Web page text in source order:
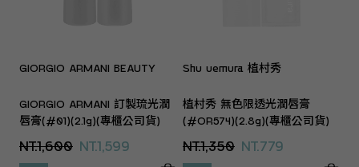
GIORGIO ARMANI BEAUTY
GIORGIO ARMANI 訂製琉光潤
唇膏(#01)(2.1g)(專櫃公司貨)
NT.1,600 NT.1,599
Shu uemura 植村秀
植村秀 無色限透光潤唇膏
(#OR574)(2.8g)(專櫃公司貨)
NT.1,350 NT.779